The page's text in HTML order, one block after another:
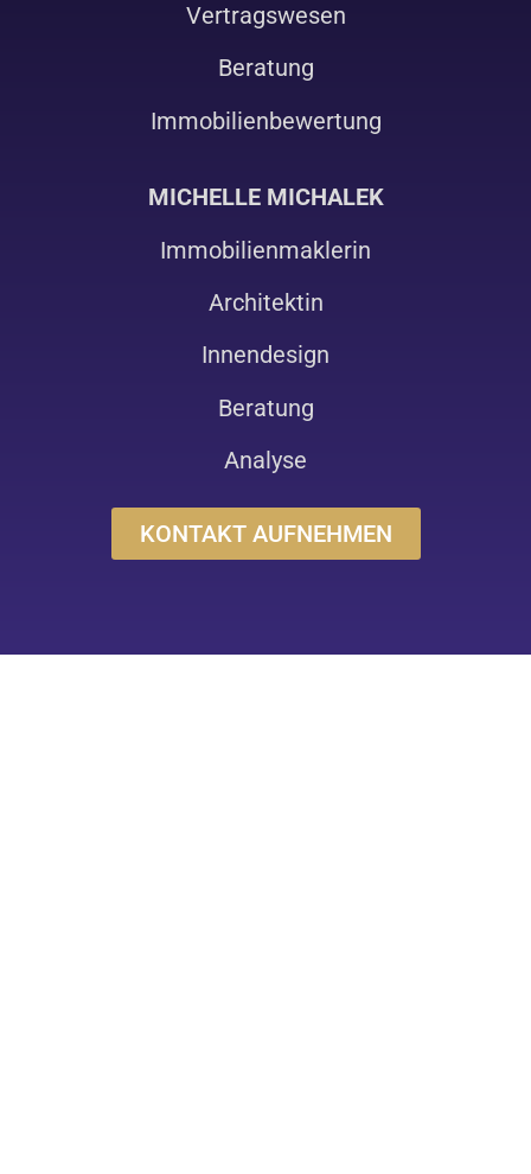
Vertragswesen
Beratung
Immobilienbewertung
MICHELLE MICHALEK
Immobilienmaklerin
Architektin
Innendesign
Beratung
Analyse
KONTAKT AUFNEHMEN